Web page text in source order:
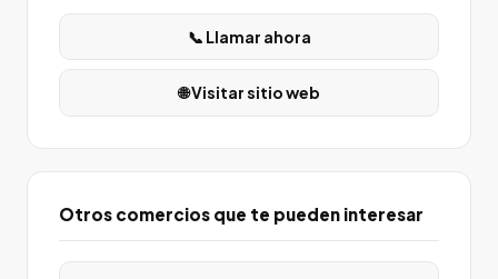
📞 Llamar ahora
🌐 Visitar sitio web
Otros comercios que te pueden interesar